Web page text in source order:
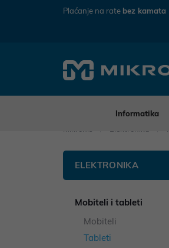
Plaćanje na rate bez kamata
Informatika
ELEKTRONIKA
Mobiteli i tableti
Mobiteli
Tableti